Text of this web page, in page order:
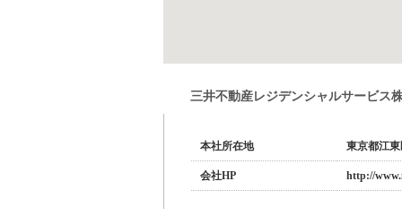
三井不動産レジデンシャルサービス
本社所在地 東京都江
会社HP http://